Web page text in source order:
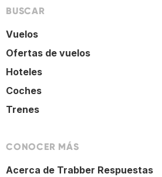
BUSCAR
Vuelos
Ofertas de vuelos
Hoteles
Coches
Trenes
CONOCER MÁS
Acerca de Trabber Respuestas